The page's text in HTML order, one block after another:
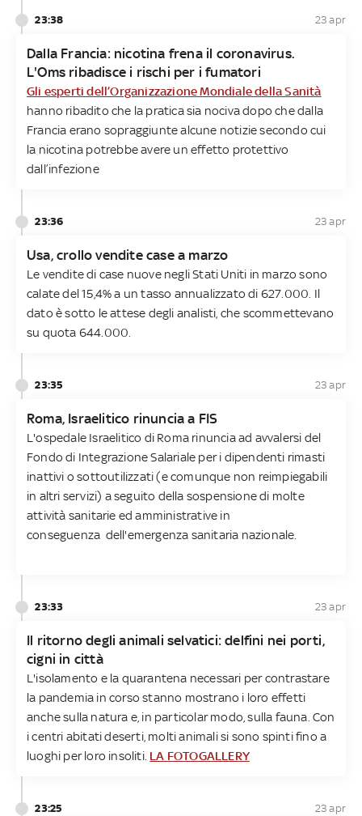
23:38 23 apr
Dalla Francia: nicotina frena il coronavirus.
L'Oms ribadisce i rischi per i fumatori
Gli esperti dell’Organizzazione Mondiale della Sanità
hanno ribadito che la pratica sia nociva dopo che dalla
Francia erano sopraggiunte alcune notizie secondo cui
la nicotina potrebbe avere un effetto protettivo
dall’infezione
23:36 23 apr
Usa, crollo vendite case a marzo
Le vendite di case nuove negli Stati Uniti in marzo sono
calate del 15,4% a un tasso annualizzato di 627.000. Il
dato è sotto le attese degli analisti, che scommettevano
su quota 644.000.
23:35 23 apr
Roma, Israelitico rinuncia a FIS
L'ospedale Israelitico di Roma rinuncia ad avvalersi del
Fondo di Integrazione Salariale per i dipendenti rimasti
inattivi o sottoutilizzati (e comunque non reimpiegabili
in altri servizi) a seguito della sospensione di molte
attività sanitarie ed amministrative in
conseguenza dell'emergenza sanitaria nazionale.
23:33 23 apr
Il ritorno degli animali selvatici: delfini nei porti,
cigni in città
L'isolamento e la quarantena necessari per contrastare
la pandemia in corso stanno mostrano i loro effetti
anche sulla natura e, in particolar modo, sulla fauna. Con
i centri abitati deserti, molti animali si sono spinti fino a
luoghi per loro insoliti. LA FOTOGALLERY
23:25 23 apr